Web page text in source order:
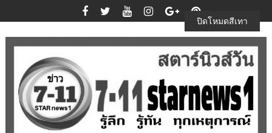
to
content
ปิดโหมดสีเทา